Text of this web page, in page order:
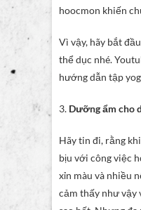
hoocmon khiến
Vì vậy, hãy bắt
thể dục nhé.
hướng dẫn tập
3. Dưỡng ẩm cho
Hãy tin đi, rằng
bịu với công việc
xỉn màu và nhiều
cảm thấy như vậy